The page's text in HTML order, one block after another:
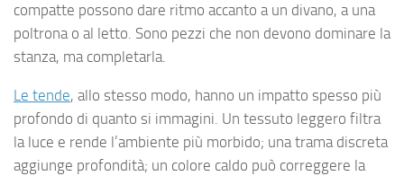
compatte possono dare ritmo accanto a un divano, a una
poltrona o al letto. Sono pezzi che non devono dominare la
stanza, ma completarla.
Le tende, allo stesso modo, hanno un impatto spesso più
profondo di quanto si immagini. Un tessuto leggero filtra
la luce e rende l’ambiente più morbido; una trama discreta
aggiunge profondità; un colore caldo può correggere la